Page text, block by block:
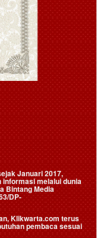
Januari 2017,
melalui dunia
Bintang Media
DP-
Klikwarta.com terus
pembaca sesuai